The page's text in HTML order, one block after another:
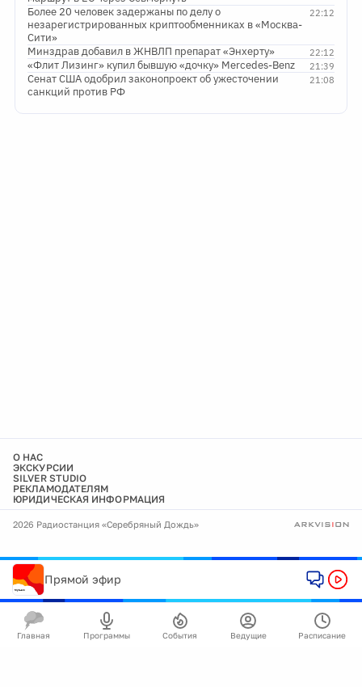
22:12
Более 20 человек задержаны по делу о
незарегистрированных криптообменниках в «Москва-
Сити»
22:12
Минздрав добавил в ЖНВЛП препарат «Энхерту»
21:39
«Флит Лизинг» купил бывшую «дочку» Mercedes-Benz
21:08
Сенат США одобрил законопроект об ужесточении
санкций против РФ
О НАС
ЭКСКУРСИИ
SILVER STUDIO
РЕКЛАМОДАТЕЛЯМ
ЮРИДИЧЕСКАЯ ИНФОРМАЦИЯ
2026 Радиостанция «Серебряный Дождь»
Прямой эфир
Главная Программы События Ведущие Расписание